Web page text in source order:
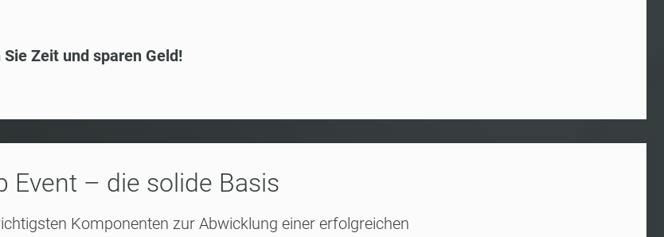
Zeit und sparen Geld!
Event – die solide Basis
Komponenten zur Abwicklung einer erfolgreichen